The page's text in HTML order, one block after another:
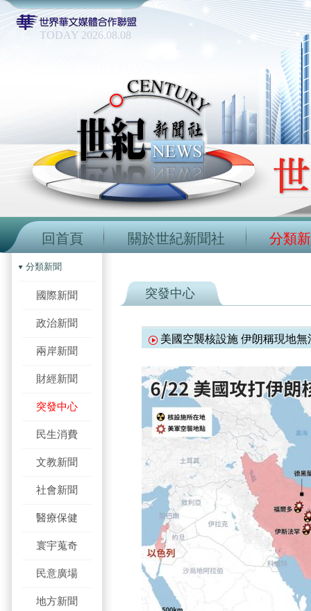
TODAY 2026.08.08
回首頁 關於世紀新聞社 分類
分類新聞
國際新聞
政治新聞
兩岸新聞
財經新聞
突發中心
民生消費
文教新聞
社會新聞
醫療保健
寰宇蒐奇
民意廣場
地方新聞
突發中心
美國空襲核設施 伊朗稱現地無